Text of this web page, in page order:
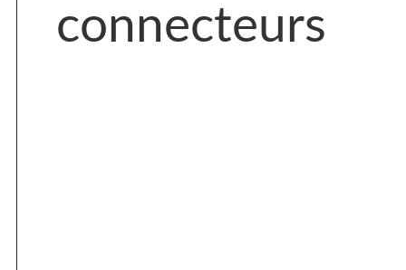
connecteurs